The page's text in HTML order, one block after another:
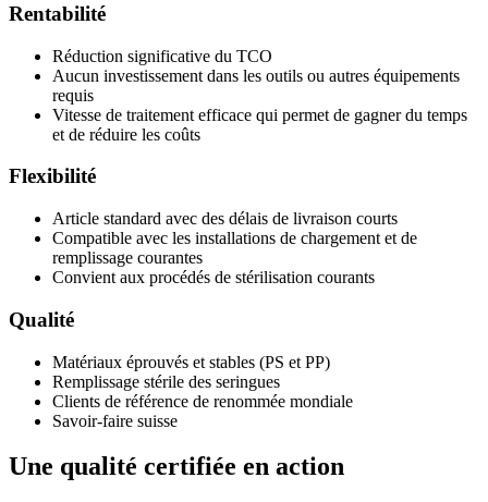
Rentabilité
Réduction significative du TCO
Aucun investissement dans les outils ou autres équipements
requis
Vitesse de traitement efficace qui permet de gagner du temps
et de réduire les coûts
Flexibilité
Article standard avec des délais de livraison courts
Compatible avec les installations de chargement et de
remplissage courantes
Convient aux procédés de stérilisation courants
Qualité
Matériaux éprouvés et stables (PS et PP)
Remplissage stérile des seringues
Clients de référence de renommée mondiale
Savoir-faire suisse
Une qualité certifiée en action